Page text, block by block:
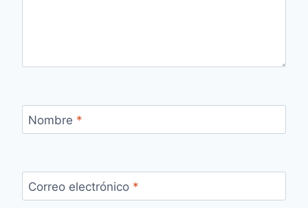
Nombre *
Correo electrónico *